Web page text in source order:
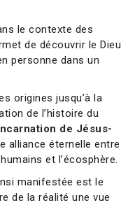
le contexte des
de découvrir le Dieu
personne dans un
origines jusqu’à la
de l’histoire du
de Jésus-
alliance éternelle entre
et l’écosphère.
manifestée est le
de la réalité une vue